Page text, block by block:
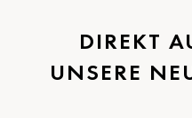
St.Pölten
Staufen
DIREKT
UNSERE